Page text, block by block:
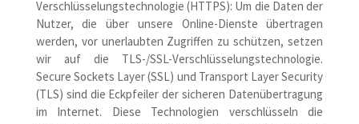
Verschlüsselungstechnologie (HTTPS): Um die Daten der
Nutzer, die über unsere Online-Dienste übertragen
werden, vor unerlaubten Zugriffen zu schützen, setzen
wir auf die TLS-/SSL-Verschlüsselungstechnologie.
Secure Sockets Layer (SSL) und Transport Layer Security
(TLS) sind die Eckpfeiler der sicheren Datenübertragung
im Internet. Diese Technologien verschlüsseln die